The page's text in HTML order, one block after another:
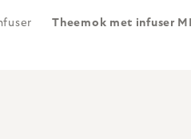
Theemok met infuser